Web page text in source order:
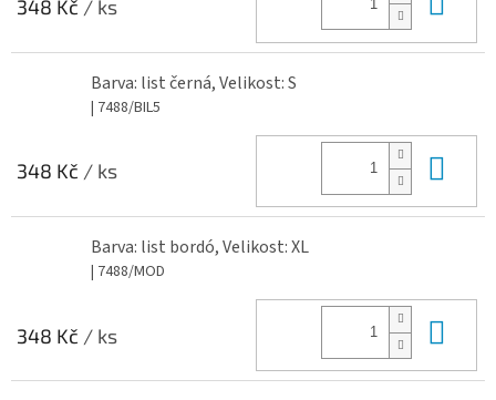
348 Kč / ks
Barva: list černá, Velikost: S
| 7488/BIL5
348 Kč / ks
Barva: list bordó, Velikost: XL
| 7488/MOD
348 Kč / ks